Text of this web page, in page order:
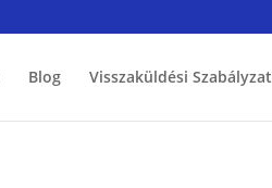
Blog Visszaküldési Szabályzat